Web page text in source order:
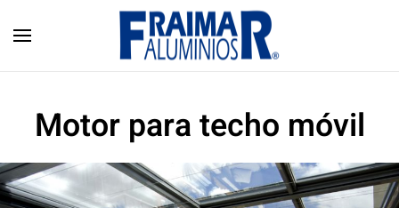
Skip to main content
Motor para techo móvil